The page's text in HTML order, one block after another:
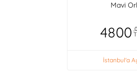
Mavi
4800
İstanbul'a